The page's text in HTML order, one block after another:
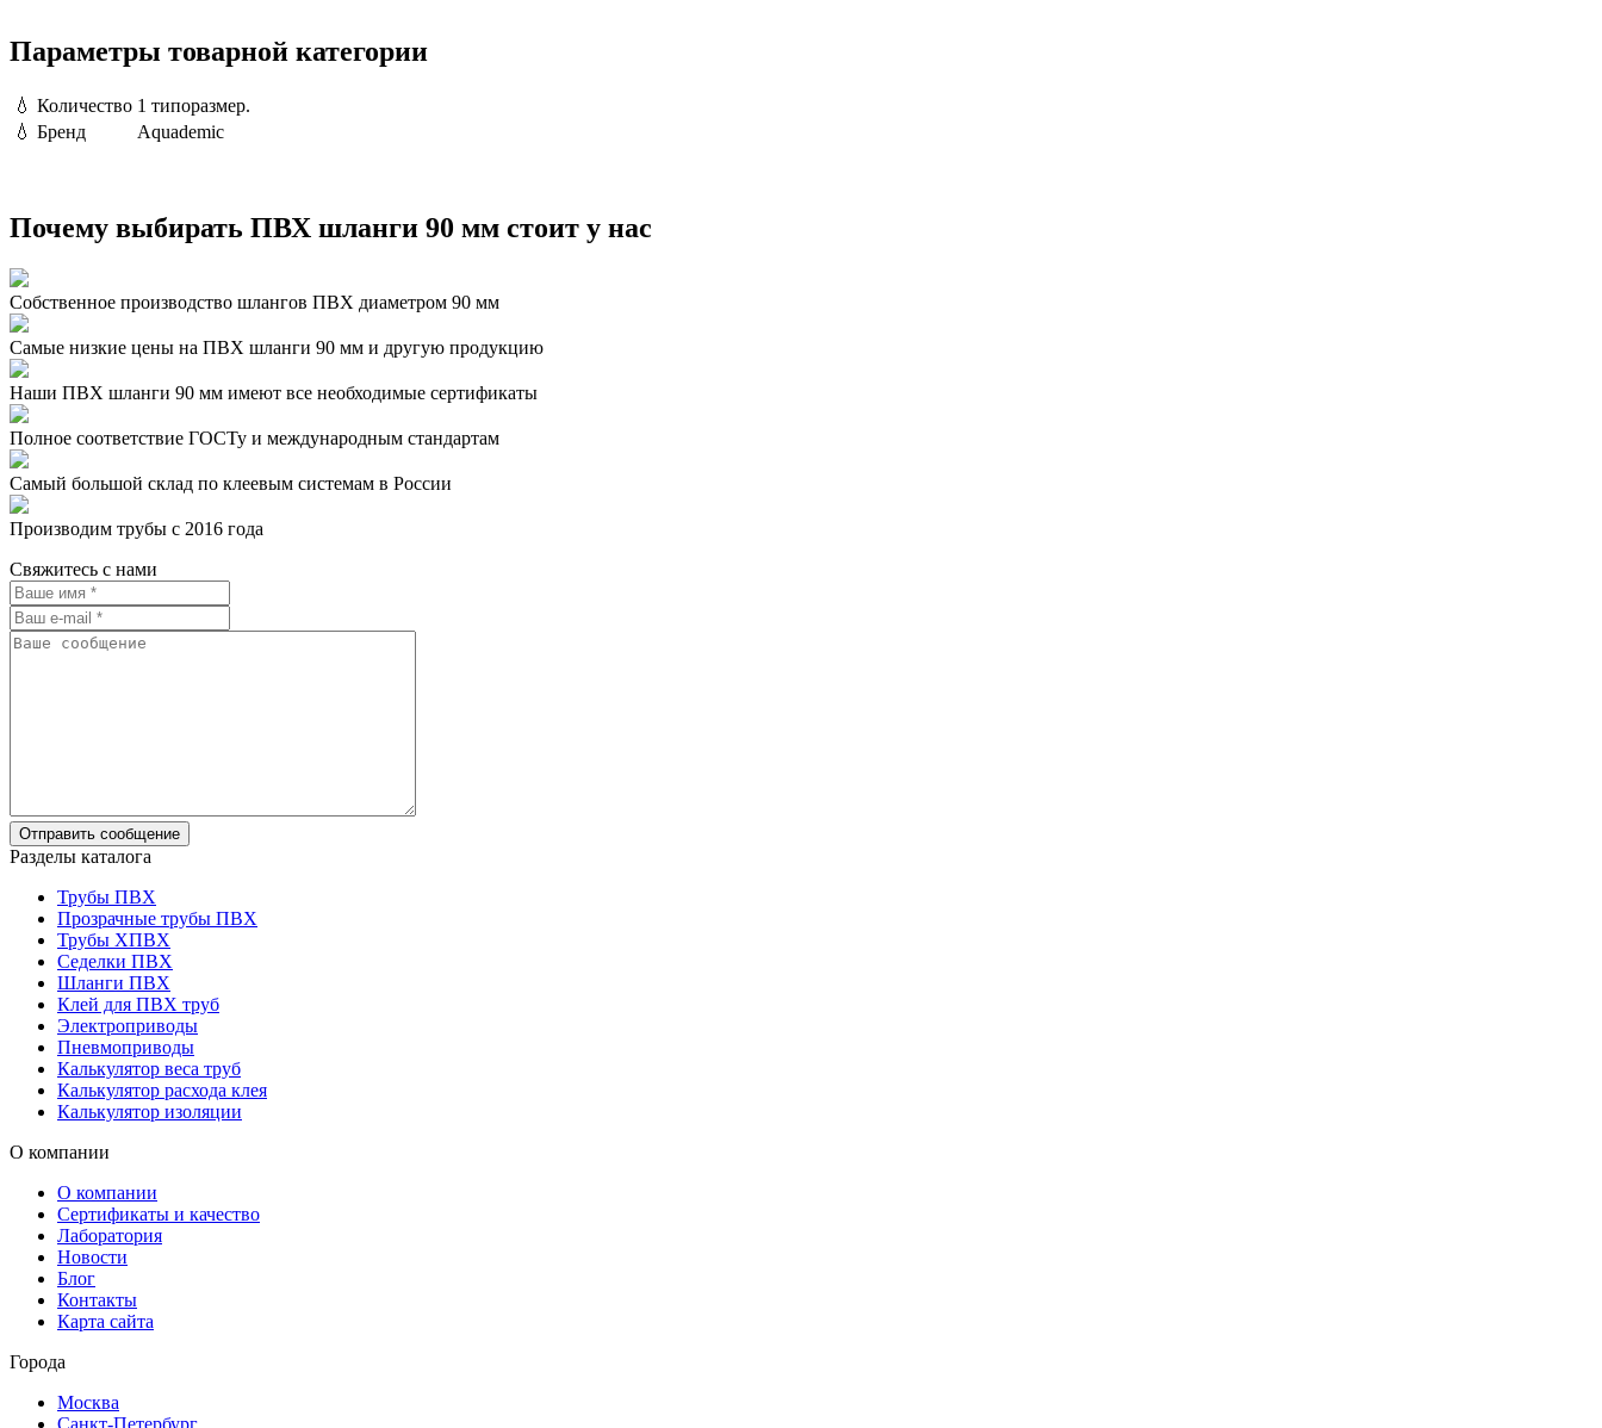
Параметры товарной категории
💧 Количество 1 типоразмер.
💧 Бренд Aquademic
Почему выбирать ПВХ шланги 90 мм стоит у нас
Собственное производство шлангов ПВХ диаметром 90 мм
Самые низкие цены на ПВХ шланги 90 мм и другую продукцию
Наши ПВХ шланги 90 мм имеют все необходимые сертификаты
Полное соответствие ГОСТу и международным стандартам
Самый большой склад по клеевым системам в России
Производим трубы с 2016 года
Свяжитесь с нами
Разделы каталога
Трубы ПВХ
Прозрачные трубы ПВХ
Трубы ХПВХ
Седелки ПВХ
Шланги ПВХ
Клей для ПВХ труб
Электроприводы
Пневмоприводы
Калькулятор веса труб
Калькулятор расхода клея
Калькулятор изоляции
О компании
О компании
Сертификаты и качество
Лаборатория
Новости
Блог
Контакты
Карта сайта
Города
Москва